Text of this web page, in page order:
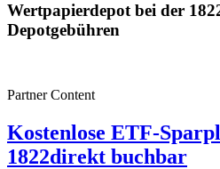
Wertpapierdepot bei der
Depotgebühren
Partner Content
Kostenlose ETF-
1822direkt buchbar